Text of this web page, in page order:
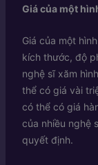
Giá của một
Giá của một
kích thước, độ
nghệ sĩ xăm
thể có giá vài
có thể có giá
của nhiều nghệ
quyết định.